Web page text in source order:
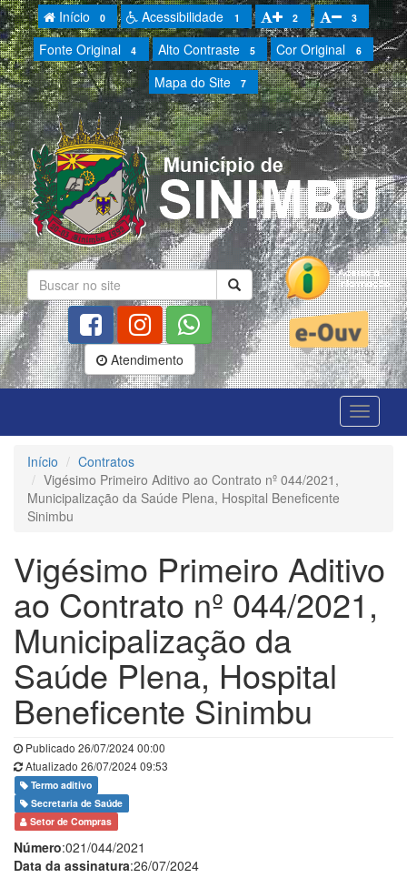
Início 0 Acessibilidade 1 2 3
Fonte Original 4 Alto Contraste 5 Cor Original 6
Mapa do Site 7
Atendimento
Início
Contratos
Vigésimo Primeiro Aditivo ao Contrato nº 044/2021,
Municipalização da Saúde Plena, Hospital Beneficente
Sinimbu
Vigésimo Primeiro Aditivo
ao Contrato nº 044/2021,
Municipalização da
Saúde Plena, Hospital
Beneficente Sinimbu
Publicado 26/07/2024 00:00
Atualizado 26/07/2024 09:53
Termo aditivo
Secretaria de Saúde
Setor de Compras
Número:021/044/2021
Data da assinatura:26/07/2024